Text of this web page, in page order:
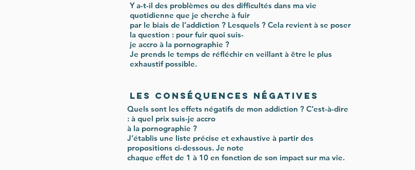
Y a-t-il des problèmes ou des difficultés dans ma vie
quotidienne que je cherche à fuir
par le biais de l’addiction ? Lesquels ? Cela revient à se poser
la question : pour fuir quoi suis-
je accro à la pornographie ?
Je prends le temps de réfléchir en veillant à être le plus
exhaustif possible.
Les conséquences négatives
Quels sont les effets négatifs de mon addiction ? C’est-à-dire
: à quel prix suis-je accro
à la pornographie ?
J’établis une liste précise et exhaustive à partir des
propositions ci-dessous. Je note
chaque effet de 1 à 10 en fonction de son impact sur ma vie.